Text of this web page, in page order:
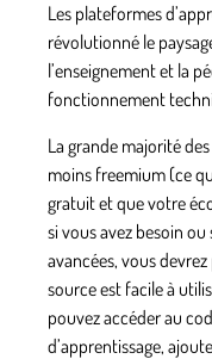
Les plateformes
révolutionné le
l’enseignement et la
fonctionnement
La grande majorité
moins freemium (ce
gratuit et que votre
si vous avez besoin
avancées, vous
source est facile à
pouvez accéder au
d’apprentissage,